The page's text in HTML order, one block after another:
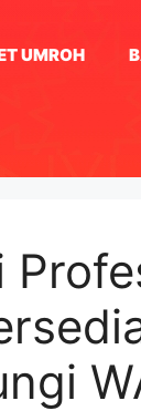
UMROH